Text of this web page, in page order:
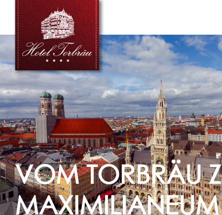
VOM TORBRÄU
MAXIMILIANEUM